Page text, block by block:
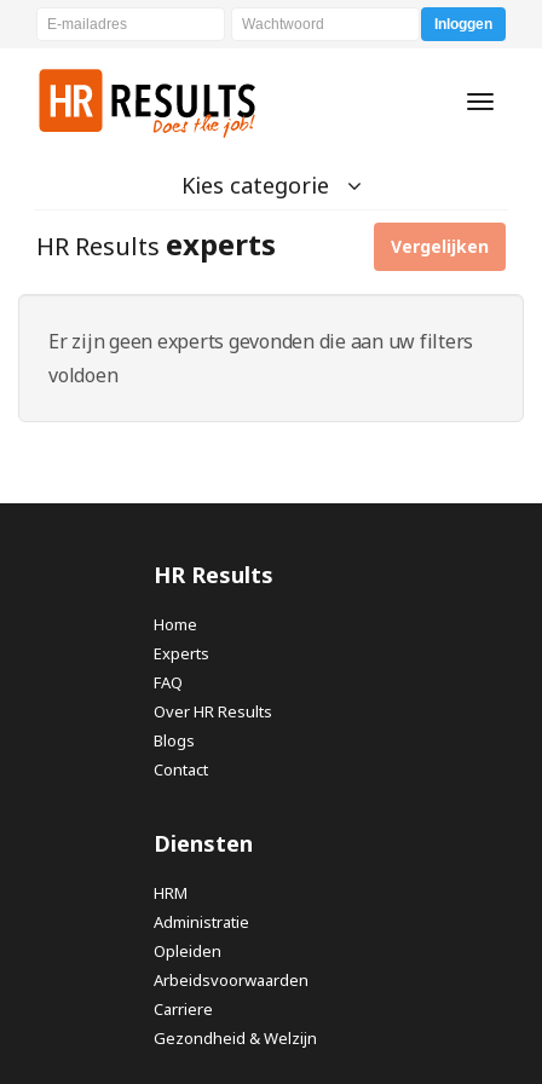
HR Results experts Vergelijken
Kies categorie
Er zijn geen experts gevonden die aan uw filters
voldoen
HR Results
Home
Experts
FAQ
Over HR Results
Blogs
Contact
Diensten
HRM
Administratie
Opleiden
Arbeidsvoorwaarden
Carriere
Gezondheid & Welzijn
Inloggen
Toggle